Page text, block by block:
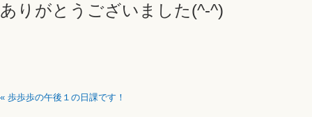
ありがとうございました(^-^)
« 歩歩歩の午後１の日課です！